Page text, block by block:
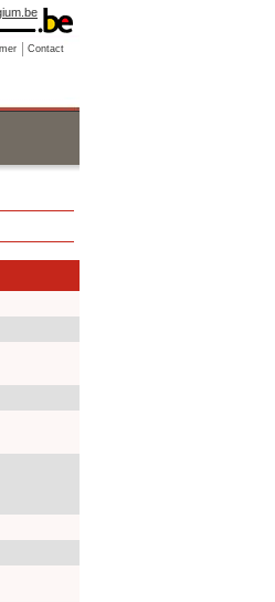
Contact